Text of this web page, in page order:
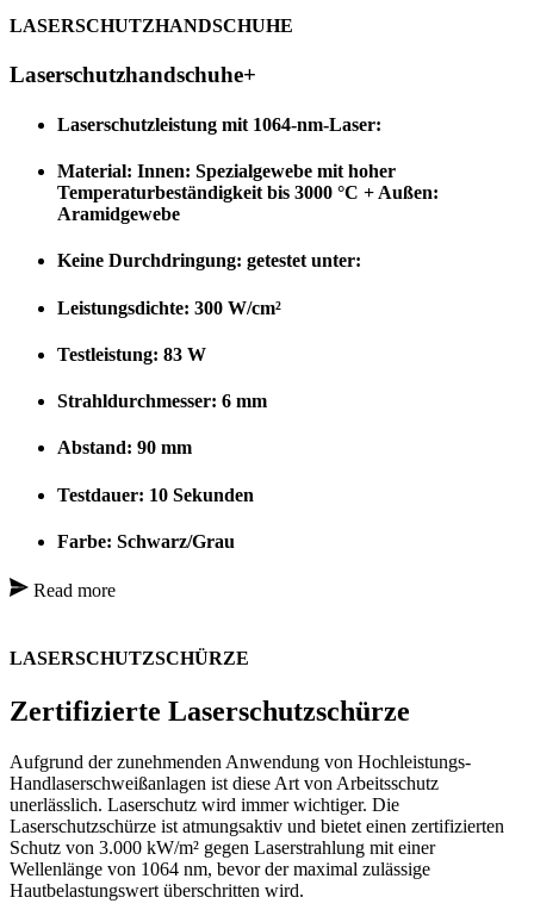
LASERSCHUTZHANDSCHUHE
Laserschutzhandschuhe+
Laserschutzleistung mit 1064-nm-Laser:
Material: Innen: Spezialgewebe mit hoher
Temperaturbeständigkeit bis 3000 °C + Außen:
Aramidgewebe
Keine Durchdringung: getestet unter:
Leistungsdichte: 300 W/cm²
Testleistung: 83 W
Strahldurchmesser: 6 mm
Abstand: 90 mm
Testdauer: 10 Sekunden
Farbe: Schwarz/Grau
Read more
LASERSCHUTZSCHÜRZE
Zertifizierte Laserschutzschürze
Aufgrund der zunehmenden Anwendung von Hochleistungs-
Handlaserschweißanlagen ist diese Art von Arbeitsschutz
unerlässlich. Laserschutz wird immer wichtiger. Die
Laserschutzschürze ist atmungsaktiv und bietet einen zertifizierten
Schutz von 3.000 kW/m² gegen Laserstrahlung mit einer
Wellenlänge von 1064 nm, bevor der maximal zulässige
Hautbelastungswert überschritten wird.